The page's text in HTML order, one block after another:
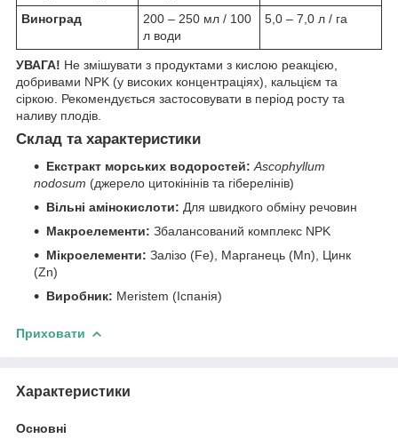
Виноград
200 – 250 мл / 100
л води
5,0 – 7,0 л / га
УВАГА! Не змішувати з продуктами з кислою реакцією,
добривами NPK (у високих концентраціях), кальцієм та
сіркою. Рекомендується застосовувати в період росту та
наливу плодів.
Склад та характеристики
Екстракт морських водоростей: Ascophyllum
nodosum (джерело цитокінінів та гіберелінів)
Вільні амінокислоти: Для швидкого обміну речовин
Макроелементи: Збалансований комплекс NPK
Мікроелементи: Залізо (Fe), Марганець (Mn), Цинк
(Zn)
Виробник: Meristem (Іспанія)
Приховати
Характеристики
Основні